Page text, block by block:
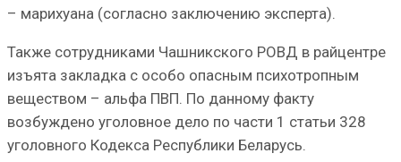
– марихуана (согласно заключению эксперта).
Также сотрудниками Чашникского РОВД в райцентре
изъята закладка с особо опасным психотропным
веществом – альфа ПВП. По данному факту
возбуждено уголовное дело по части 1 статьи 328
уголовного Кодекса Республики Беларусь.